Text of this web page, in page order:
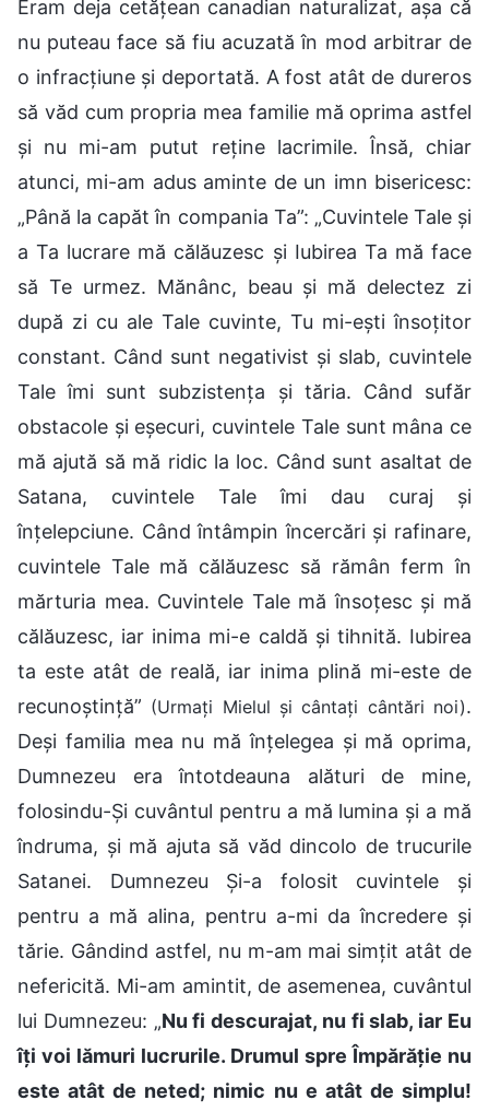
Eram deja cetățean canadian naturalizat, așa că
nu puteau face să fiu acuzată în mod arbitrar de
o infracțiune și deportată. A fost atât de dureros
să văd cum propria mea familie mă oprima astfel
și nu mi-am putut reține lacrimile. Însă, chiar
atunci, mi-am adus aminte de un imn bisericesc:
„Până la capăt în compania Ta”: „Cuvintele Tale și
a Ta lucrare mă călăuzesc și Iubirea Ta mă face
să Te urmez. Mănânc, beau și mă delectez zi
după zi cu ale Tale cuvinte, Tu mi-ești însoțitor
constant. Când sunt negativist și slab, cuvintele
Tale îmi sunt subzistența și tăria. Când sufăr
obstacole și eșecuri, cuvintele Tale sunt mâna ce
mă ajută să mă ridic la loc. Când sunt asaltat de
Satana, cuvintele Tale îmi dau curaj și
înțelepciune. Când întâmpin încercări și rafinare,
cuvintele Tale mă călăuzesc să rămân ferm în
mărturia mea. Cuvintele Tale mă însoțesc și mă
călăuzesc, iar inima mi-e caldă și tihnită. Iubirea
ta este atât de reală, iar inima plină mi-este de
recunoștință” (Urmați Mielul și cântați cântări noi).
Deși familia mea nu mă înțelegea și mă oprima,
Dumnezeu era întotdeauna alături de mine,
folosindu-Și cuvântul pentru a mă lumina și a mă
îndruma, și mă ajuta să văd dincolo de trucurile
Satanei. Dumnezeu Și-a folosit cuvintele și
pentru a mă alina, pentru a-mi da încredere și
tărie. Gândind astfel, nu m-am mai simțit atât de
nefericită. Mi-am amintit, de asemenea, cuvântul
lui Dumnezeu: „Nu fi descurajat, nu fi slab, iar Eu
îți voi lămuri lucrurile. Drumul spre Împărăție nu
este atât de neted; nimic nu e atât de simplu!